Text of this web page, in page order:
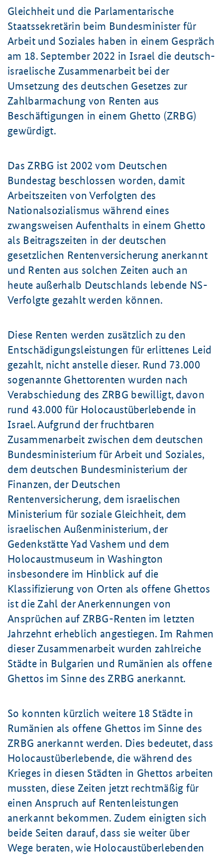
Gleichheit und die Parlamentarische
Staatssekretärin beim Bundesminister für
Arbeit und Soziales haben in einem Gespräch
am 18. September2022 in Israel die deutsch-
israelische Zusammenarbeit bei der
Umsetzung des deutschen Gesetzes zur
Zahlbarmachung von Renten aus
Beschäftigungen in einem Ghetto (ZRBG)
gewürdigt.
Das ZRBG ist 2002 vom Deutschen
Bundestag beschlossen worden, damit
Arbeitszeiten von Verfolgten des
Nationalsozialismus während eines
zwangsweisen Aufenthalts in einem Ghetto
als Beitragszeiten in der deutschen
gesetzlichen Rentenversicherung anerkannt
und Renten aus solchen Zeiten auch an
heute außerhalb Deutschlands lebende NS-
Verfolgte gezahlt werden können.
Diese Renten werden zusätzlich zu den
Entschädigungsleistungen für erlittenes Leid
gezahlt, nicht anstelle dieser. Rund 73.000
sogenannte Ghettorenten wurden nach
Verabschiedung des ZRBG bewilligt, davon
rund 43.000 für Holocaustüberlebende in
Israel. Aufgrund der fruchtbaren
Zusammenarbeit zwischen dem deutschen
Bundesministerium für Arbeit und Soziales,
dem deutschen Bundesministerium der
Finanzen, der Deutschen
Rentenversicherung, dem israelischen
Ministerium für soziale Gleichheit, dem
israelischen Außenministerium, der
Gedenkstätte Yad Vashem und dem
Holocaustmuseum in Washington
insbesondere im Hinblick auf die
Klassifizierung von Orten als offene Ghettos
ist die Zahl der Anerkennungen von
Ansprüchen auf ZRBG-Renten im letzten
Jahrzehnt erheblich angestiegen. Im Rahmen
dieser Zusammenarbeit wurden zahlreiche
Städte in Bulgarien und Rumänien als offene
Ghettos im Sinne des ZRBG anerkannt.
So konnten kürzlich weitere 18 Städte in
Rumänien als offene Ghettos im Sinne des
ZRBG anerkannt werden. Dies bedeutet, dass
Holocaustüberlebende, die während des
Krieges in diesen Städten in Ghettos arbeiten
mussten, diese Zeiten jetzt rechtmäßig für
einen Anspruch auf Rentenleistungen
anerkannt bekommen. Zudem einigten sich
beide Seiten darauf, dass sie weiter über
Wege beraten, wie Holocaustüberlebenden